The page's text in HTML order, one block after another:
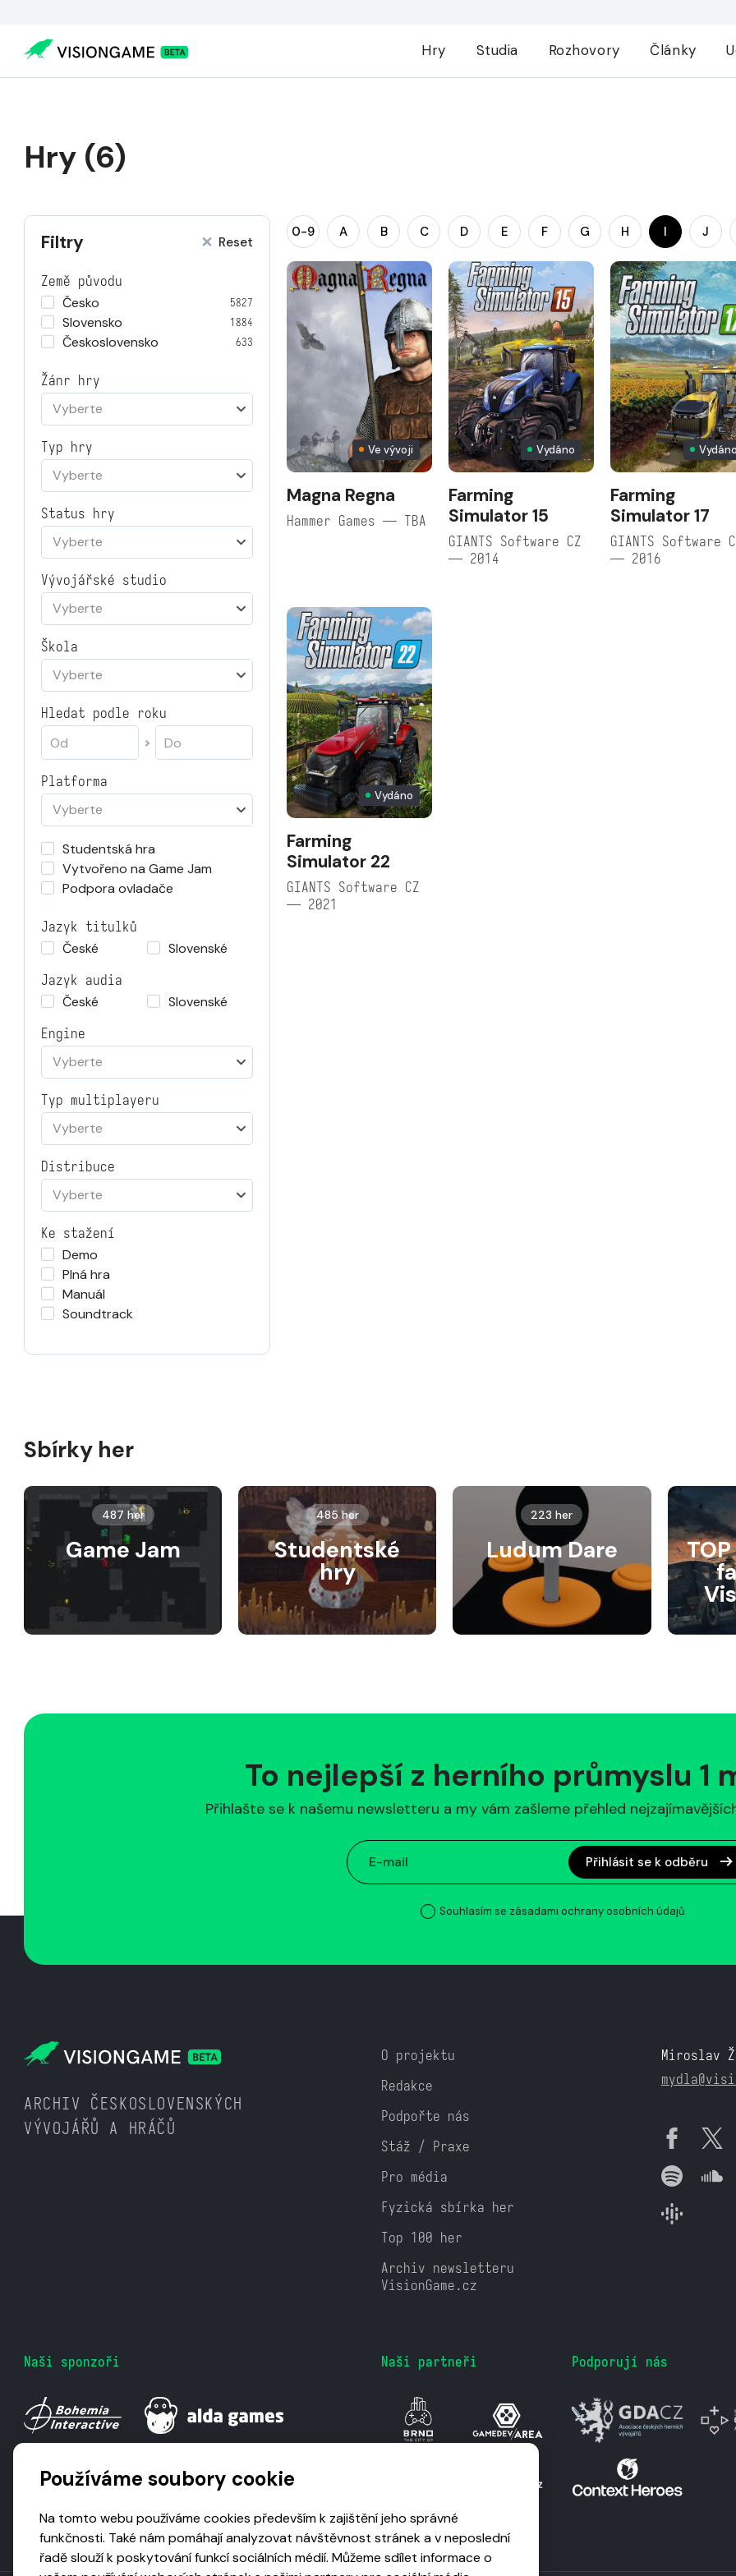
Hry Studia Rozhovory Články
Hry (6)
Filtry Reset
Země původu
Česko
5827
Slovensko 1884
Československo 633
Žánr hry
Vyberte
Typ hry
Vyberte
Status hry
Vyberte
Vývojářské studio
Vyberte
Škola
Vyberte
Hledat podle roku
Platforma
Vyberte
Studentská hra
Vytvořeno na Game Jam
Podpora ovladače
Jazyk titulků
České
Slovenské
Jazyk audia
České
Slovenské
Engine
Vyberte
Typ multiplayeru
Vyberte
Distribuce
Vyberte
Ke stažení
Demo
Plná hra
Manuál
Soundtrack
0-9 A B C D E F G H I J
Ve vývoji
Magna Regna
Hammer Games — TBA
Vydáno
Farming
Simulator 15
GIANTS Software CZ
— 2014
Farming
Simulator 17
GIANTS Software
— 2016
Vydáno
Farming
Simulator 22
GIANTS Software CZ
— 2021
Sbírky her
487 her
Game Jam
485 her
Studentské
hry
223 her
Ludum Dare
To nejlepší z herního průmyslu 1
Přihlašte se k našemu newsletteru a my vám zašleme přehled
Přihlásit se k odběru
Souhlasím se zásadami ochrany osobních údajů
ARCHIV ČESKOSLOVENSKÝCH
VÝVOJÁŘŮ A HRÁČŮ
O projektu
Redakce
Podpořte nás
Stáž / Praxe
Pro média
Fyzická sbírka her
Top 100 her
Archiv newsletteru
VisionGame.cz
Miroslav
Naši sponzoři Naši partneři Podporují nás
Používáme soubory cookie
Na tomto webu používáme cookies především k zajištění jeho správné
funkčnosti. Také nám pomáhají analyzovat návštěvnost stránek a v neposlední
řadě slouží k poskytování funkcí sociálních médií. Můžeme sdílet informace o